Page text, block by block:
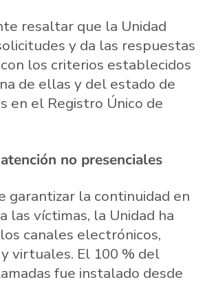
resaltar que la Unidad
y da las respuestas
los criterios establecidos
de ellas y del estado de
en el Registro Único de
no presenciales
garantizar la continuidad en
las víctimas, la Unidad ha
canales electrónicos,
virtuales. El 100 % del
fue instalado desde